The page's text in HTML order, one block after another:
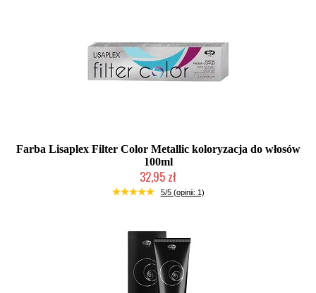
Farba Lisaplex Filter Color Metallic koloryzacja do włosów
100ml
32,95 zł
Mała ilość (wysyłka w 24h)
5/5 (opinii: 1)